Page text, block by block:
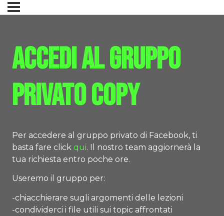
Accedi al gruppo
privato Copy
Per accedere al gruppo privato di Facebook, ti
basta fare click qui. Il nostro team aggiornerà la
tua richiesta entro poche ore.
Useremo il gruppo per:
-chiacchierare sugli argomenti delle lezioni
-condividerci i file utili sui topic affrontati